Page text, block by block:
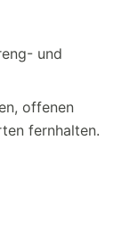
und
offenen
fernhalten.